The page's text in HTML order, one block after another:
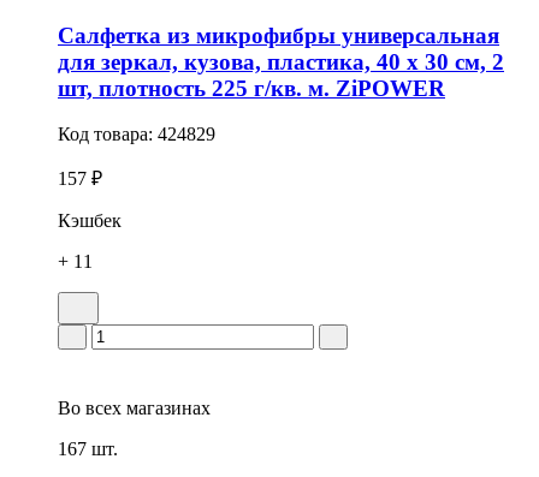
Салфетка из микрофибры универсальная
для зеркал, кузова, пластика, 40 х 30 см, 2
шт, плотность 225 г/кв. м. ZiPOWER
Код товара: 424829
157 ₽
Кэшбек
+ 11
Во всех магазинах
167 шт.